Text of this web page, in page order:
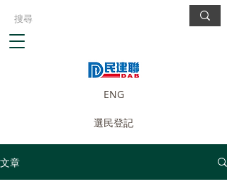
ENG
選民登記
文章